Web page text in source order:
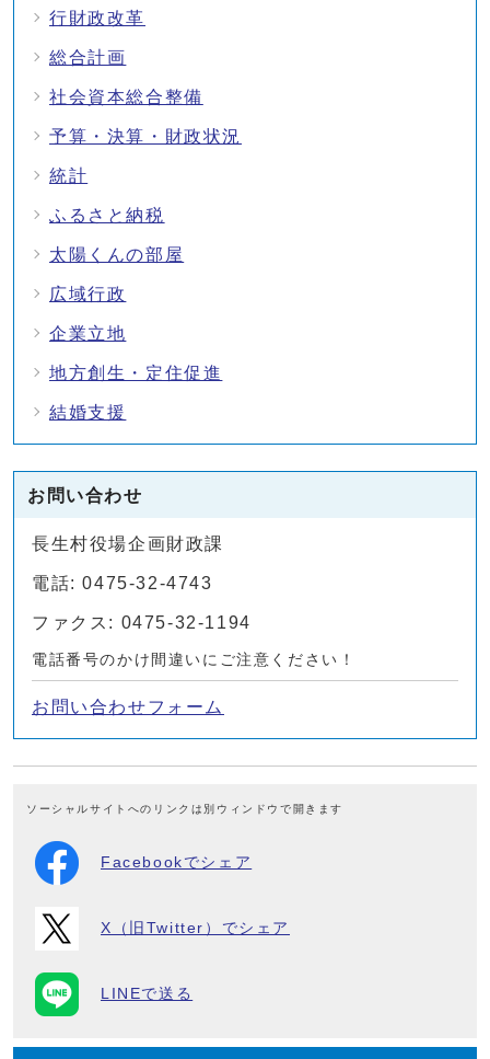
行財政改革
総合計画
社会資本総合整備
予算・決算・財政状況
統計
ふるさと納税
太陽くんの部屋
広域行政
企業立地
地方創生・定住促進
結婚支援
お問い合わせ
長生村役場企画財政課
電話: 0475-32-4743
ファクス: 0475-32-1194
電話番号のかけ間違いにご注意ください！
お問い合わせフォーム
ソーシャルサイトへのリンクは別ウィンドウで開きます
Facebookでシェア
X（旧Twitter）でシェア
LINEで送る